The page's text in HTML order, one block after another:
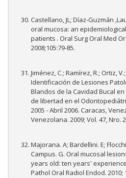
Castellano, JL; Díaz-Guzmán
oral mucosa: an
patients . Oral Surg Oral Med
2008;105:79-85.
Jiménez, C.; Ramírez, R.; Ortiz,
Identificación de Lesiones
Blandos de la Cavidad Bucal
de libertad en el
2005 - Abril 2006. Caracas,
Venezolana. 2009; Vol. 47, Nro.
Majorana. A; Bardellini. E;
Campus. G. Oral mucosal
years old: ten years'
Pathol Oral Radiol Endod. 2010;